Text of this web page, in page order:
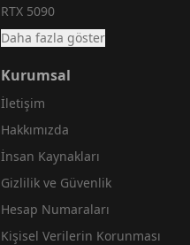
RTX 5090
Daha fazla göster
Kurumsal
İletişim
Hakkımızda
İnsan Kaynakları
Gizlilik ve Güvenlik
Hesap Numaraları
Kişisel Verilerin Korunması